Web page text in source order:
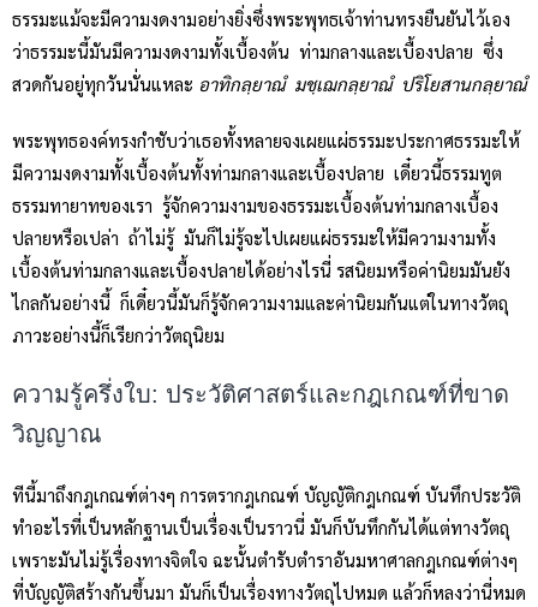
ธรรมะแม้จะมีความงดงามอย่างยิ่งซึ่งพระพุทธเจ้าท่านทรงยืนยันไว้เอง
ว่าธรรมะนี้มันมีความงดงามทั้งเบื้องต้น ท่ามกลางและเบื้องปลาย ซึ่ง
สวดกันอยู่ทุกวันนั่นแหละ อาทิกลฺยาณํ มชฺเฌกลฺยาณํ ปริโยสานกลฺยาณํ
พระพุทธองค์ทรงกำชับว่าเธอทั้งหลายจงเผยแผ่ธรรมะประกาศธรรมะให้
มีความงดงามทั้งเบื้องต้นทั้งท่ามกลางและเบื้องปลาย เดี๋ยวนี้ธรรมทูต
ธรรมทายาทของเรา รู้จักความงามของธรรมะเบื้องต้นท่ามกลางเบื้อง
ปลายหรือเปล่า ถ้าไม่รู้ มันก็ไม่รู้จะไปเผยแผ่ธรรมะให้มีความงามทั้ง
เบื้องต้นท่ามกลางและเบื้องปลายได้อย่างไรนี่ รสนิยมหรือค่านิยมมันยัง
ไกลกันอย่างนี้ ก็เดี๋ยวนี้มันก็รู้จักความงามและค่านิยมกันแต่ในทางวัตถุ
ภาวะอย่างนี้ก็เรียกว่าวัตถุนิยม
ความรู้ครึ่งใบ: ประวัติศาสตร์และกฎเกณฑ์ที่ขาด
วิญญาณ
ทีนี้มาถึงกฎเกณฑ์ต่างๆ การตรากฎเกณฑ์ บัญญัติกฎเกณฑ์ บันทึกประวัติ
ทำอะไรที่เป็นหลักฐานเป็นเรื่องเป็นราวนี่ มันก็บันทึกกันได้แต่ทางวัตถุ
เพราะมันไม่รู้เรื่องทางจิตใจ ฉะนั้นตำรับตำราอันมหาศาลกฎเกณฑ์ต่างๆ
ที่บัญญัติสร้างกันขึ้นมา มันก็เป็นเรื่องทางวัตถุไปหมด แล้วก็หลงว่านี่หมด